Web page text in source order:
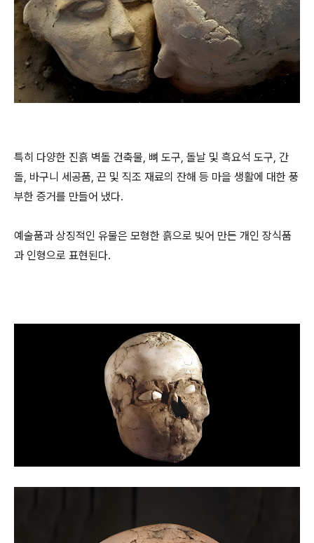
특히 다양한 진흙 벽돌 건축물, 뼈 도구, 돌날 및 흑요석 도구, 간
돌, 바구니 세공품, 끈 및 직조 재료의 잔해 등 마을 생활에 대한 풍
부한 증거를 만들어 냈다.
예술품과 상징적인 유물은 모형한 흙으로 빚어 만든 개인 장식품
과 인형으로 표현된다.